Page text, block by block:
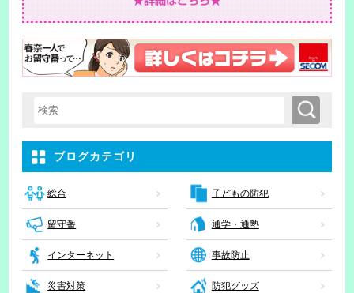
検索キーワード入力 検索
ブログカテゴリ
総合 子どもの防犯
留守番 通学・通塾
インターネット 事故防止
災害対策 防犯グッズ